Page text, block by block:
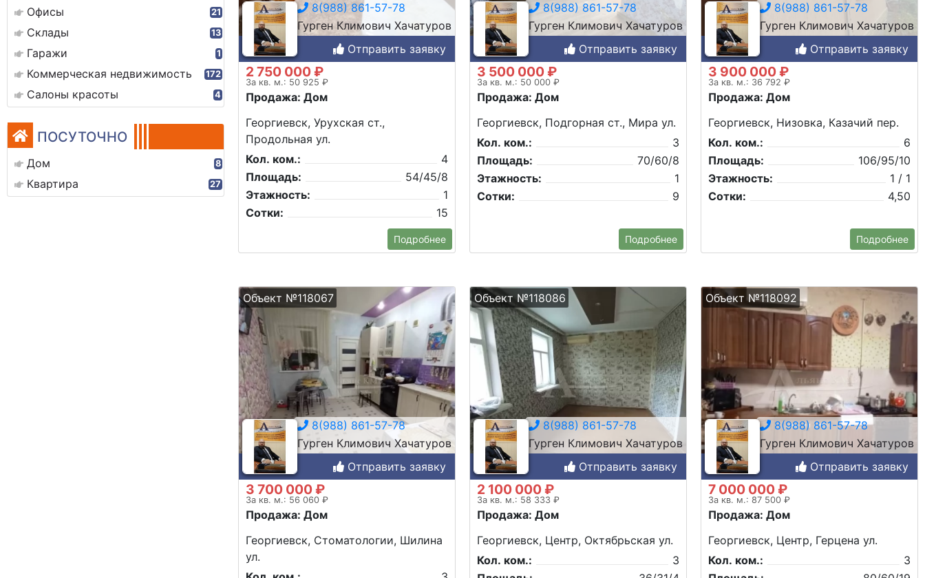
Офисы 21
Склады 13
Гаражи 1
Коммерческая недвижимость 172
Салоны красоты 4
ПОСУТОЧНО
Дом 8
Квартира 27
8(988) 861-57-78
Гурген Климович Хачатуров
Отправить заявку
2 750 000 ₽
За кв. м.: 50 925 ₽
Продажа: Дом
Георгиевск, Урухская ст.,
Продольная ул.
Кол. ком.:
4
Площадь:
54/45/8
Этажность:
1
Сотки:
15
Подробнее
8(988) 861-57-78
Гурген Климович Хачатуров
Отправить заявку
3 500 000 ₽
За кв. м.: 50 000 ₽
Продажа: Дом
Георгиевск, Подгорная ст., Мира ул.
Кол. ком.:
3
Площадь:
70/60/8
Этажность:
1
Сотки:
9
Подробнее
8(988) 861-57-78
Гурген Климович Хачатуров
Отправить заявку
3 900 000 ₽
За кв. м.: 36 792 ₽
Продажа: Дом
Георгиевск, Низовка, Казачий пер.
Кол. ком.:
6
Площадь:
106/95/10
Этажность:
1 / 1
Сотки:
4,50
Подробнее
Объект №118067
8(988) 861-57-78
Гурген Климович Хачатуров
Отправить заявку
3 700 000 ₽
За кв. м.: 56 060 ₽
Продажа: Дом
Георгиевск, Стоматологии, Шилина
ул.
Объект №118086
8(988) 861-57-78
Гурген Климович Хачатуров
Отправить заявку
2 100 000 ₽
За кв. м.: 58 333 ₽
Продажа: Дом
Георгиевск, Центр, Октябрьская ул.
Кол. ком.:
3
Объект №118092
8(988) 861-57-78
Гурген Климович Хачатуров
Отправить заявку
7 000 000 ₽
За кв. м.: 87 500 ₽
Продажа: Дом
Георгиевск, Центр, Герцена ул.
Кол. ком.:
3